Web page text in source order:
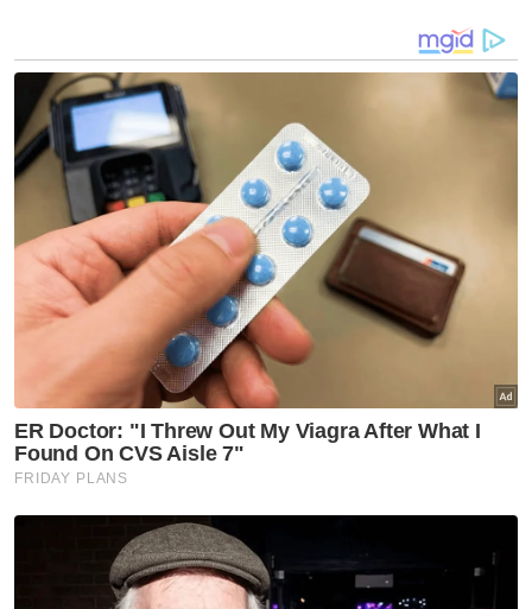
Parti Sabah, Sarawak sokong pentadbiran Anwar
walaupun tewas PRN - Ewon
'Jika DAP tarik diri, kerajaan Anwar akan jatuh'
Muat turun aplikasi Sinar Harian.
Covid 19
Artikel Disyorkan
Varian Covid-19 KP.3.1.1
dominan di AS ketika jangkitan
terus meningkat